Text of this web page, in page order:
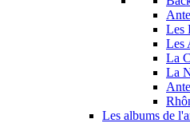
Les
Les
La
La
Les albums de